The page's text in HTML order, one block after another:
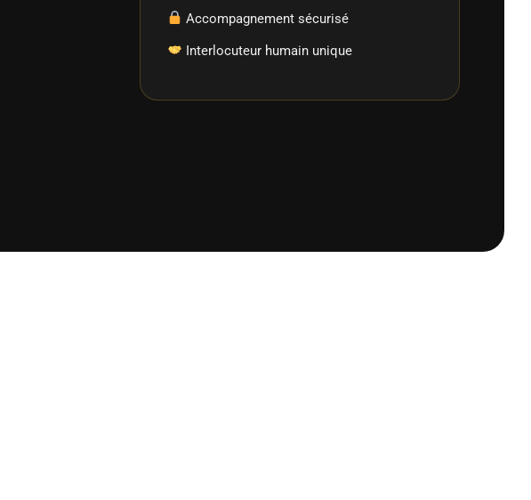
Accompagnement sécurisé
Interlocuteur humain unique